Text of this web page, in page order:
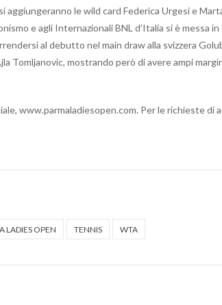
le wild card Federica Urgesi e
e agli Internazionali BNL d’Italia si è messa
al debutto nel main draw alla svizzera
Tomljanovic, mostrando però di avere ampi
www.parmaladiesopen.com. Per le richieste di
LADIES OPEN TENNIS WTA